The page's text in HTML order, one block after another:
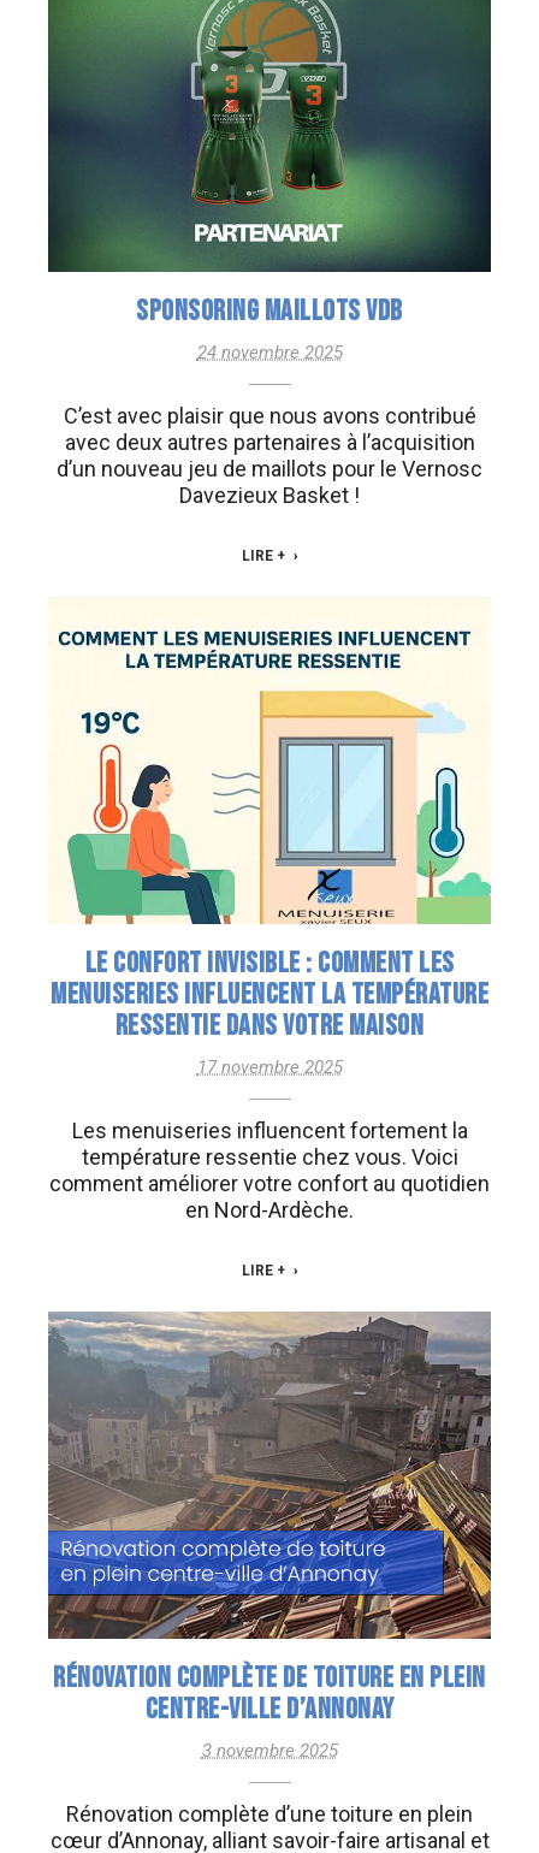
SPONSORING MAILLOTS VDB
24 novembre 2025
C’est avec plaisir que nous avons contribué
avec deux autres partenaires à l’acquisition
d’un nouveau jeu de maillots pour le Vernosc
Davezieux Basket !
LIRE +
LE CONFORT INVISIBLE : COMMENT LES
MENUISERIES INFLUENCENT LA TEMPÉRATURE
RESSENTIE DANS VOTRE MAISON
17 novembre 2025
Les menuiseries influencent fortement la
température ressentie chez vous. Voici
comment améliorer votre confort au quotidien
en Nord-Ardèche.
LIRE +
RÉNOVATION COMPLÈTE DE TOITURE EN PLEIN
CENTRE-VILLE D’ANNONAY
3 novembre 2025
Rénovation complète d’une toiture en plein
cœur d’Annonay, alliant savoir-faire artisanal et